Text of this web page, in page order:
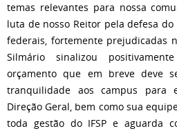
temas relevantes para nossa
luta de nosso Reitor pela defesa
federais, fortemente prejudicadas
Silmário sinalizou
orçamento que em breve deve
tranquilidade aos campus para
Direção Geral, bem como sua
toda gestão do IFSP e aguarda